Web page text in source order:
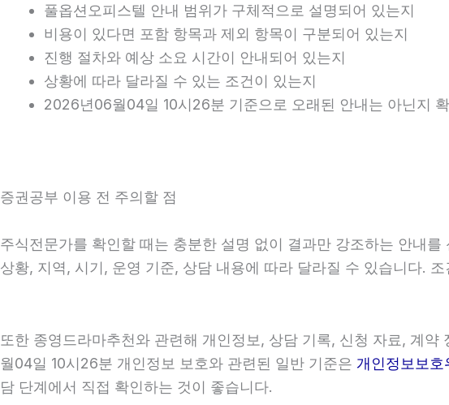
풀옵션오피스텔 안내 범위가 구체적으로 설명되어 있는지
비용이 있다면 포함 항목과 제외 항목이 구분되어 있는지
진행 절차와 예상 소요 시간이 안내되어 있는지
상황에 따라 달라질 수 있는 조건이 있는지
2026년06월04일 10시26분 기준으로 오래된 안내는 아닌지
증권공부 이용 전 주의할 점
주식전문가를 확인할 때는 충분한 설명 없이 결과만 강조하는 안내
상황, 지역, 시기, 운영 기준, 상담 내용에 따라 달라질 수 있습니다.
또한 종영드라마추천와 관련해 개인정보, 상담 기록, 신청 자료, 계
월04일 10시26분 개인정보 보호와 관련된 일반 기준은 개인정보보호
담 단계에서 직접 확인하는 것이 좋습니다.